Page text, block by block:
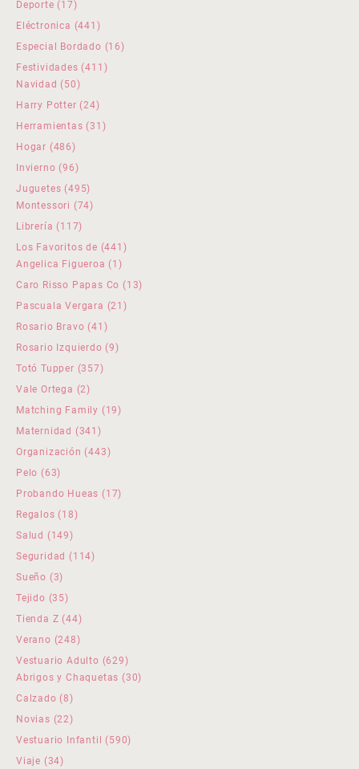
Deporte 1717
productos
Eléctronica 441 441
productos
Especial Bordado 1616
Festividades 411 411
Navidad 5050
productos
Harry Potter 2424
productos
Herramientas 31 31
Hogar 486486
productos
Invierno 9696
productos
Juguetes 495495
productos
Montessori 7474
Librería 117117
productos
Los Favoritos de 441 441
Angelica Figueroa 1 1
producto
Caro Risso Papas Co 1313
Pascuala Vergara 21 21
Rosario Bravo 41 41
productos
Rosario Izquierdo 99
Totó Tupper 357357
Vale Ortega 22
productos
Matching Family 1919
Maternidad 341 341
productos
Organización 443443
Pelo 6363
productos
Probando Hueas 1717
Regalos 1818
Salud 149149
productos
Seguridad 114114
Sueño 33
productos
Tejido 3535
productos
Tienda Z 4444
productos
Verano 248248
productos
Vestuario Adulto 629629
productos
Abrigos y Chaquetas 3030
Calzado 88
productos
Novias 2222
productos
Vestuario Infantil 590590
Viaje 3434